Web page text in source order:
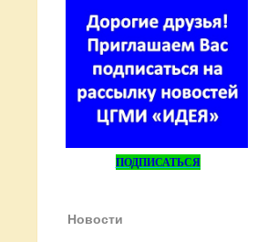
ПОДПИСАТЬСЯ
Новости